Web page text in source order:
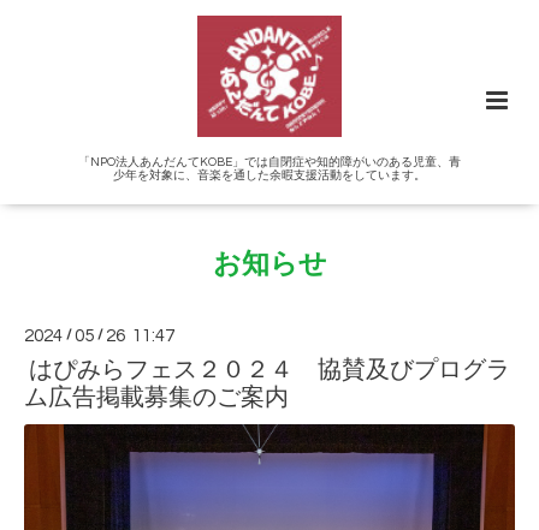
「NPO法人あんだんてKOBE」では自閉症や知的障がいのある児童、青
少年を対象に、音楽を通した余暇支援活動をしています。
お知らせ
2024 /05 / 26 11:47
はぴみらフェス２０２４ 協賛及びプログラ
ム広告掲載募集のご案内